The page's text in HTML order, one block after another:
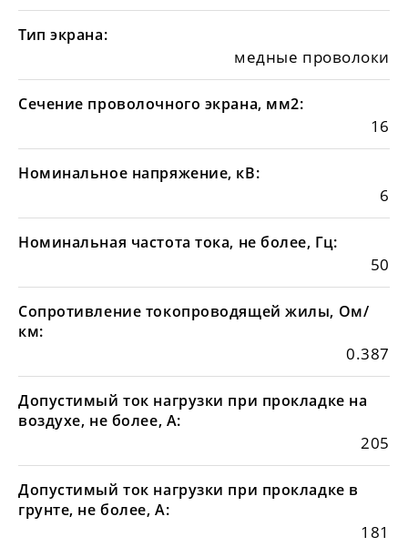
Тип экрана:
медные проволоки
Сечение проволочного экрана, мм2:
16
Номинальное напряжение, кВ:
6
Номинальная частота тока, не более, Гц:
50
Сопротивление токопроводящей жилы, Ом/
км:
0.387
Допустимый ток нагрузки при прокладке на
воздухе, не более, А:
205
Допустимый ток нагрузки при прокладке в
грунте, не более, А:
181